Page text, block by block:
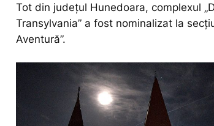
Tot din județul Hunedoara, complexul
Transylvania” a fost nominalizat la
Aventură”.